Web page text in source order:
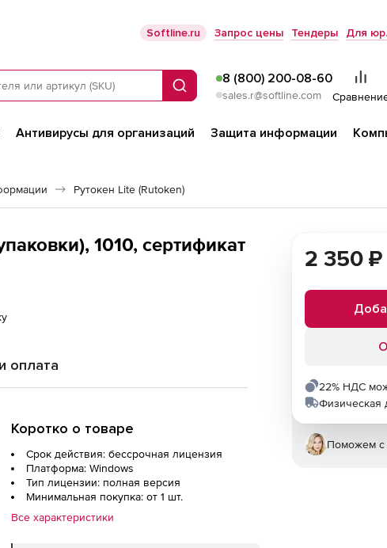
Softline.ru Запрос цены Тендеры Для
Поиск
8 (800) 200-08-60
sales.r@softline.com
Антивирусы для организаций Защита информации
Рутокен Lite (Rutoken)
1010, сертификат
оплата
Коротко о товаре
Срок действия: бессрочная лицензия
Платформа: Windows
Тип лицензии: полная версия
Минимальная покупка: от 1 шт.
Все характеристики
2 350 ₽
22% НДС
Физическая
Поможем